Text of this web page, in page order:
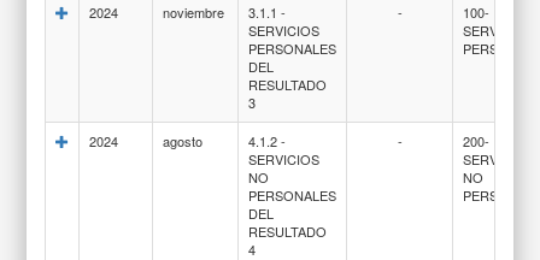
2024 noviembre
3.1.1 -
SERVICIOS
PERSONALES
DEL
RESULTADO
3
-
100-
SERVICIOS
2024 agosto
4.1.2 -
SERVICIOS
NO
PERSONALES
DEL
RESULTADO
4
-
200-
SERVICIOS
NO